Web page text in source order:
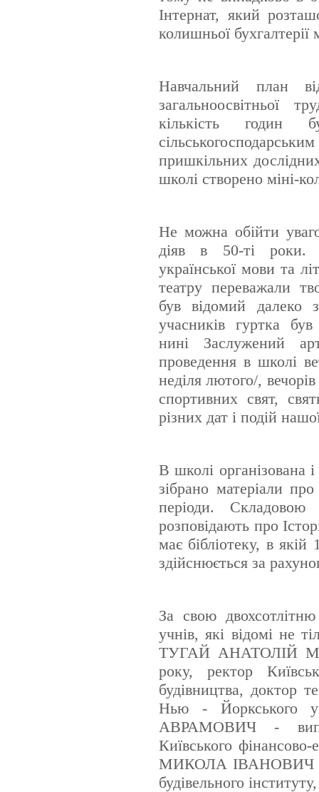
Інтернат, який
колишньої
Навчальний план
загальноосвітньої
кількість годин
пришкільних
школі створено міні-
Не можна обійти
діяв в 50-ті роки.
української мови та
театру переважали
був відомий далеко
учасників гуртка
нині Заслужений
проведення в школі
неділя лютого/,
спортивних свят,
різних дат і подій
В школі організована
зібрано матеріали
періоди. Складовою
розповідають про
має бібліотеку, в
здійснюється за
За свою
учнів, які відомі не
ТУГАЙ АНАТОЛІЙ
року, ректор
будівництва, доктор
Нью - Йоркського
АВРАМОВИЧ -
Київського
МИКОЛА ІВАНОВИЧ -
будівельного